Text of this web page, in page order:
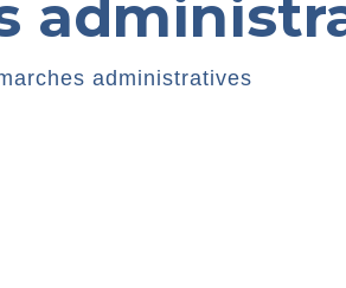
administratives